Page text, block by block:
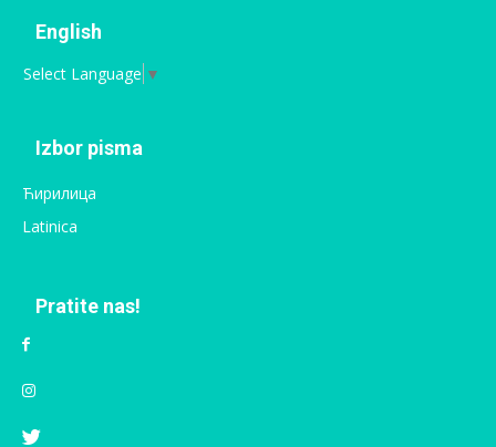
English
Select Language ▼
Izbor pisma
Ћирилица
Latinica
Pratite nas!